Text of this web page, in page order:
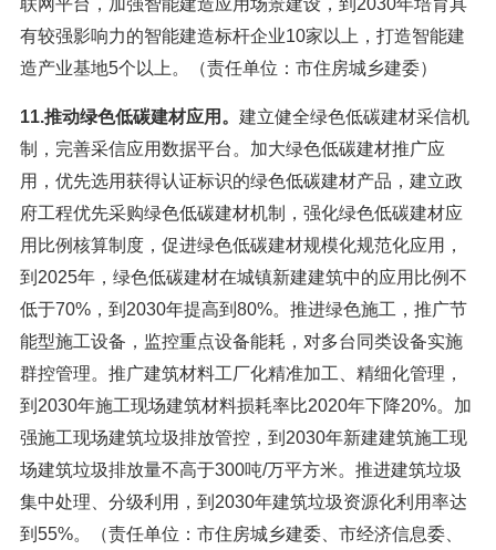
联网平台，加强智能建造应用场景建设，到2030年培育具
有较强影响力的智能建造标杆企业10家以上，打造智能建
造产业基地5个以上。（责任单位：市住房城乡建委）
11.推动绿色低碳建材应用。 建立健全绿色低碳建材采信机
制，完善采信应用数据平台。加大绿色低碳建材推广应
用，优先选用获得认证标识的绿色低碳建材产品，建立政
府工程优先采购绿色低碳建材机制，强化绿色低碳建材应
用比例核算制度，促进绿色低碳建材规模化规范化应用，
到2025年，绿色低碳建材在城镇新建建筑中的应用比例不
低于70%，到2030年提高到80%。推进绿色施工，推广节
能型施工设备，监控重点设备能耗，对多台同类设备实施
群控管理。推广建筑材料工厂化精准加工、精细化管理，
到2030年施工现场建筑材料损耗率比2020年下降20%。加
强施工现场建筑垃圾排放管控，到2030年新建建筑施工现
场建筑垃圾排放量不高于300吨/万平方米。推进建筑垃圾
集中处理、分级利用，到2030年建筑垃圾资源化利用率达
到55%。（责任单位：市住房城乡建委、市经济信息委、